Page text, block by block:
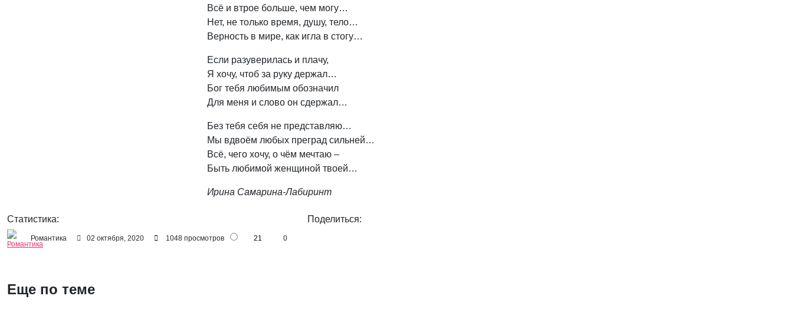
Всё и втрое больше, чем могу…
Нет, не только время, душу, тело…
Верность в мире, как игла в стогу…
Если разуверилась и плачу,
Я хочу, чтоб за руку держал…
Бог тебя любимым обозначил
Для меня и слово он сдержал…
Без тебя себя не представляю…
Мы вдвоём любых преград сильней…
Всё, чего хочу, о чём мечтаю –
Быть любимой женщиной твоей…
Ирина Самарина-Лабиринт
Статистика:
Романтика 02 октября, 2020 1048 просмотров 21 0
Поделиться:
Еще по теме